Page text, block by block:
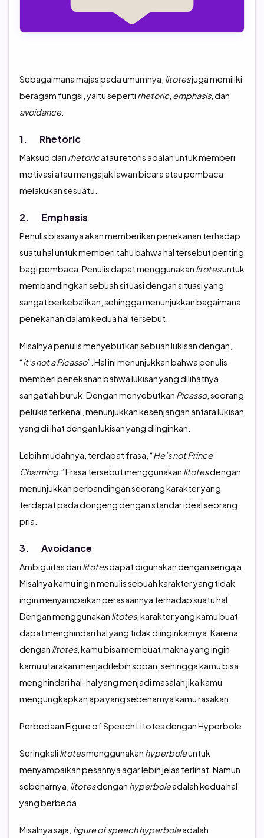
Sebagaimana majas pada umumnya, litotesjuga memiliki
beragam fungsi, yaitu seperti rhetoric, emphasis, dan
avoidance.
1. Rhetoric
Maksud dari rhetoricatau retoris adalah untuk memberi
motivasi atau mengajak lawan bicara atau pembaca
melakukan sesuatu.
2. Emphasis
Penulis biasanya akan memberikan penekanan terhadap
suatu hal untuk memberi tahu bahwa hal tersebut penting
bagi pembaca. Penulis dapat menggunakan litotesuntuk
membandingkan sebuah situasi dengan situasi yang
sangat berkebalikan, sehingga menunjukkan bagaimana
penekanan dalam kedua hal tersebut.
Misalnya penulis menyebutkan sebuah lukisan dengan,
“it’s not a Picasso”. Hal ini menunjukkan bahwa penulis
memberi penekanan bahwa lukisan yang dilihatnya
sangatlah buruk. Dengan menyebutkan Picasso, seorang
pelukis terkenal, menunjukkan kesenjangan antara lukisan
yang dilihat dengan lukisan yang diinginkan.
Lebih mudahnya, terdapat frasa, “He’s not Prince
Charming. ” Frasa tersebut menggunakan litotesdengan
menunjukkan perbandingan seorang karakter yang
terdapat pada dongeng dengan standar ideal seorang
pria.
3. Avoidance
Ambiguitas dari litotesdapat digunakan dengan sengaja.
Misalnya kamu ingin menulis sebuah karakter yang tidak
ingin menyampaikan perasaannya terhadap suatu hal.
Dengan menggunakan litotes, karakter yang kamu buat
dapat menghindari hal yang tidak diinginkannya. Karena
dengan litotes, kamu bisa membuat makna yang ingin
kamu utarakan menjadi lebih sopan, sehingga kamu bisa
menghindari hal-hal yang menjadi masalah jika kamu
mengungkapkan apa yang sebenarnya kamu rasakan.
Perbedaan Figure of Speech Litotes dengan Hyperbole
Seringkali litotesmenggunakan hyperboleuntuk
menyampaikan pesannya agar lebih jelas terlihat. Namun
sebenarnya, litotesdengan hyperboleadalah kedua hal
yang berbeda.
Misalnya saja, figure of speech hyperboleadalah